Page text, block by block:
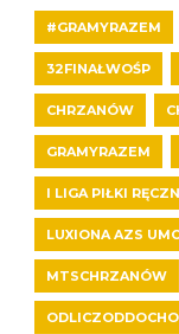
#GRAMYRAZEM
32FINAŁWOŚP
CHRZANÓW
GRAMYRAZEM
I LIGA PIŁKI
LUXIONA AZS
MTSCHRZANÓW